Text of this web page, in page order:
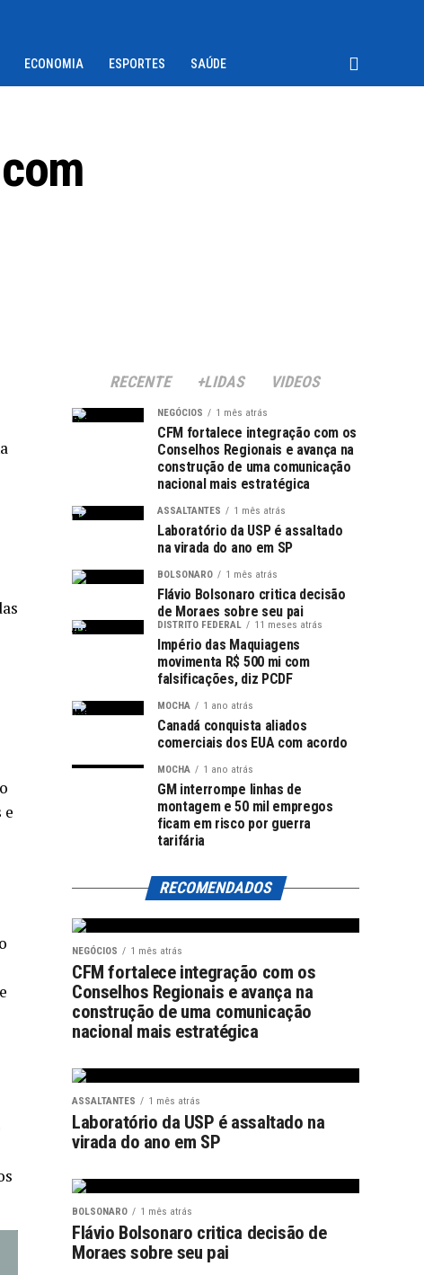
ECONOMIA ESPORTES SAÚDE
e
RECENTE +LIDAS VIDEOS
NEGÓCIOS 1 mês atrás
CFM fortalece integração com os
Conselhos Regionais e avança na
construção de uma comunicação
nacional mais estratégica
ASSALTANTES 1 mês atrás
Laboratório da USP é assaltado
na virada do ano em SP
BOLSONARO 1 mês atrás
Flávio Bolsonaro critica decisão
de Moraes sobre seu pai
DISTRITO FEDERAL 11 meses atrás
Império das Maquiagens
movimenta R$ 500 mi com
falsificações, diz PCDF
MOCHA 1 ano atrás
Canadá conquista aliados
comerciais dos EUA com acordo
MOCHA 1 ano atrás
GM interrompe linhas de
montagem e 50 mil empregos
ficam em risco por guerra
tarifária
RECOMENDADOS
NEGÓCIOS 1 mês atrás
CFM fortalece integração com os
Conselhos Regionais e avança na
construção de uma comunicação
nacional mais estratégica
ASSALTANTES 1 mês atrás
Laboratório da USP é assaltado na
virada do ano em SP
BOLSONARO 1 mês atrás
Flávio Bolsonaro critica decisão de
Moraes sobre seu pai